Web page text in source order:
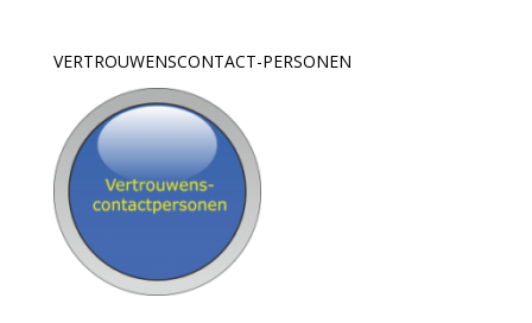
VERTROUWENSCONTACT-PERSONEN